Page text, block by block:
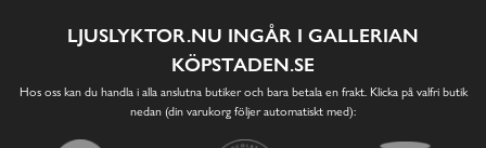
LJUSLYKTOR.NU INGÅR I GALLERIAN
KÖPSTADEN.SE
Hos oss kan du handla i alla anslutna butiker och bara betala en frakt. Klicka på valfri butik
nedan (din varukorg följer automatiskt med):